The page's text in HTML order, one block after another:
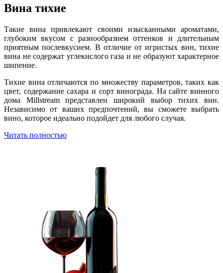
Вина тихие
Такие вина привлекают своими изысканными ароматами,
глубоким вкусом с разнообразием оттенков и длительным
приятным послевкусием. В отличие от игристых вин, тихие
вина не содержат углекислого газа и не образуют характерное
шипение.
Тихие вина отличаются по множеству параметров, таких как
цвет, содержание сахара и сорт винограда. На сайте винного
дома Millstream представлен широкий выбор тихих вин.
Независимо от ваших предпочтений, вы сможете выбрать
вино, которое идеально подойдет для любого случая.
Читать полностью